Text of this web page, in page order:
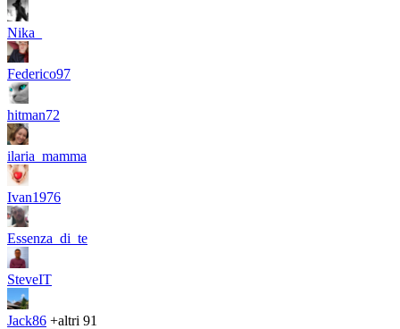
Nika_
Federico97
hitman72
ilaria_mamma
Ivan1976
Essenza_di_te
SteveIT
Jack86 +altri 91